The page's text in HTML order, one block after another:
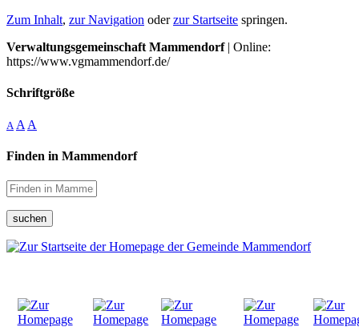
Zum Inhalt, zur Navigation oderzur Startseite springen.
Verwaltungsgemeinschaft Mammendorf| Online:
https://www.vgmammendorf.de/
Schriftgröße
A A A
Finden in Mammendorf
suchen